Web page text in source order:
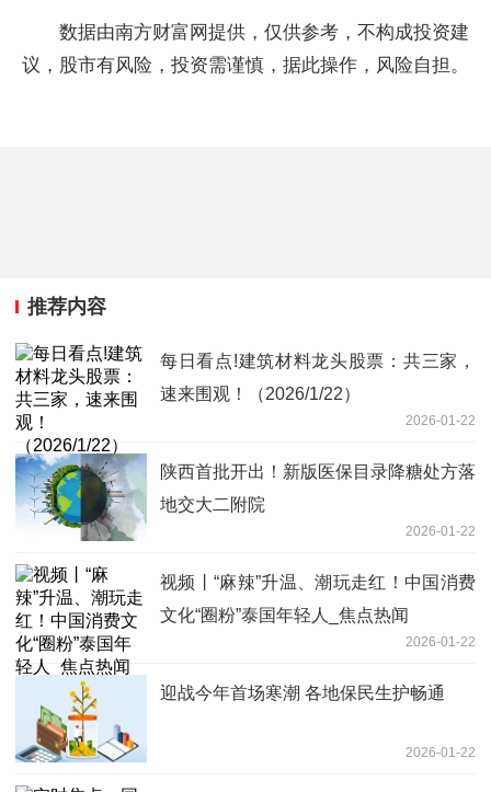
数据由南方财富网提供，仅供参考，不构成投资建
议，股市有风险，投资需谨慎，据此操作，风险自担。
推荐内容
每日看点!建筑材料龙头股票：共三家，
速来围观！（2026/1/22）
2026-01-22
陕西首批开出！新版医保目录降糖处方落
地交大二附院
2026-01-22
视频丨“麻辣”升温、潮玩走红！中国消费
文化“圈粉”泰国年轻人_焦点热闻
2026-01-22
迎战今年首场寒潮 各地保民生护畅通
2026-01-22